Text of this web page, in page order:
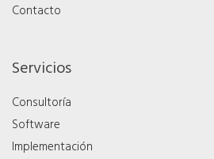
Contacto
Servicios
Consultoría
Software
Implementación